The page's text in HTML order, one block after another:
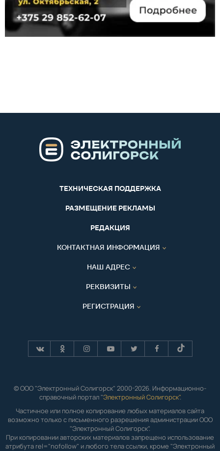
ТЕХНИЧЕСКАЯ ПОДДЕРЖКА
РАЗМЕЩЕНИЕ РЕКЛАМЫ
РЕДАКЦИЯ
КОНТАКТНАЯ ИНФОРМАЦИЯ
НАШ АДРЕС
РЕКВИЗИТЫ
РЕГИСТРАЦИЯ
© ООО "Электронный Солигорск" 2000-2026. Информационно-
справочный портал "Электронный Солигорск".
Частичное или полное копирование любых материалов сайта
возможно только с письменного разрешения администрации ООО
"Электронный Солигорск".
При копировании авторских материалов запрещено использование
атрибута rel="nofollow" и любого тела ссылки, кроме "Электронный